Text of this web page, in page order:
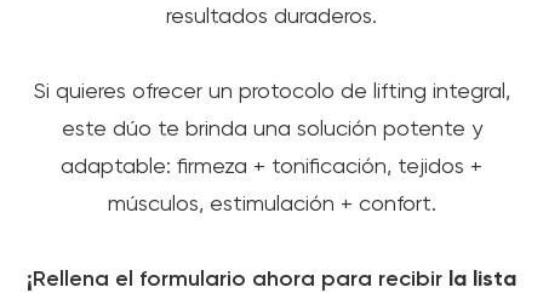
resultados duraderos.
Si quieres ofrecer un protocolo de lifting integral,
este dúo te brinda una solución potente y
adaptable: firmeza + tonificación, tejidos +
músculos, estimulación + confort.
¡Rellena el formulario ahora para recibir la lista